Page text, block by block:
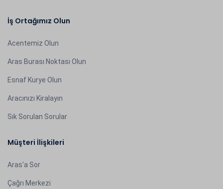
İş Ortağımız Olun
Acentemiz Olun
Aras Burası Noktası Olun
Esnaf Kurye Olun
Aracınızı Kiralayın
Sık Sorulan Sorular
Müşteri İlişkileri
Aras'a Sor
Çağrı Merkezi